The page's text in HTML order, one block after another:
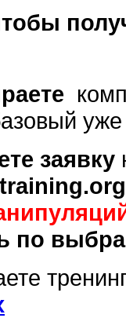
заявку
по